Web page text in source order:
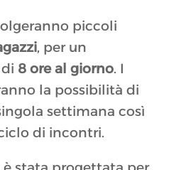
piccoli
, per un
8 ore al giorno. I
la possibilità di
settimana così
di incontri.